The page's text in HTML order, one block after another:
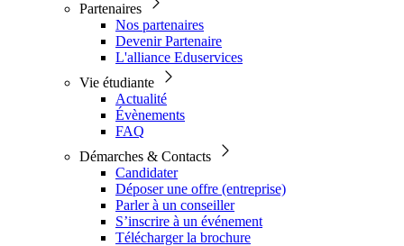
Partenaires
Nos partenaires
Devenir Partenaire
L'alliance Eduservices
Vie étudiante
Actualité
Évènements
FAQ
Démarches & Contacts
Candidater
Déposer une offre (entreprise)
Parler à un conseiller
S’inscrire à un événement
Télécharger la brochure